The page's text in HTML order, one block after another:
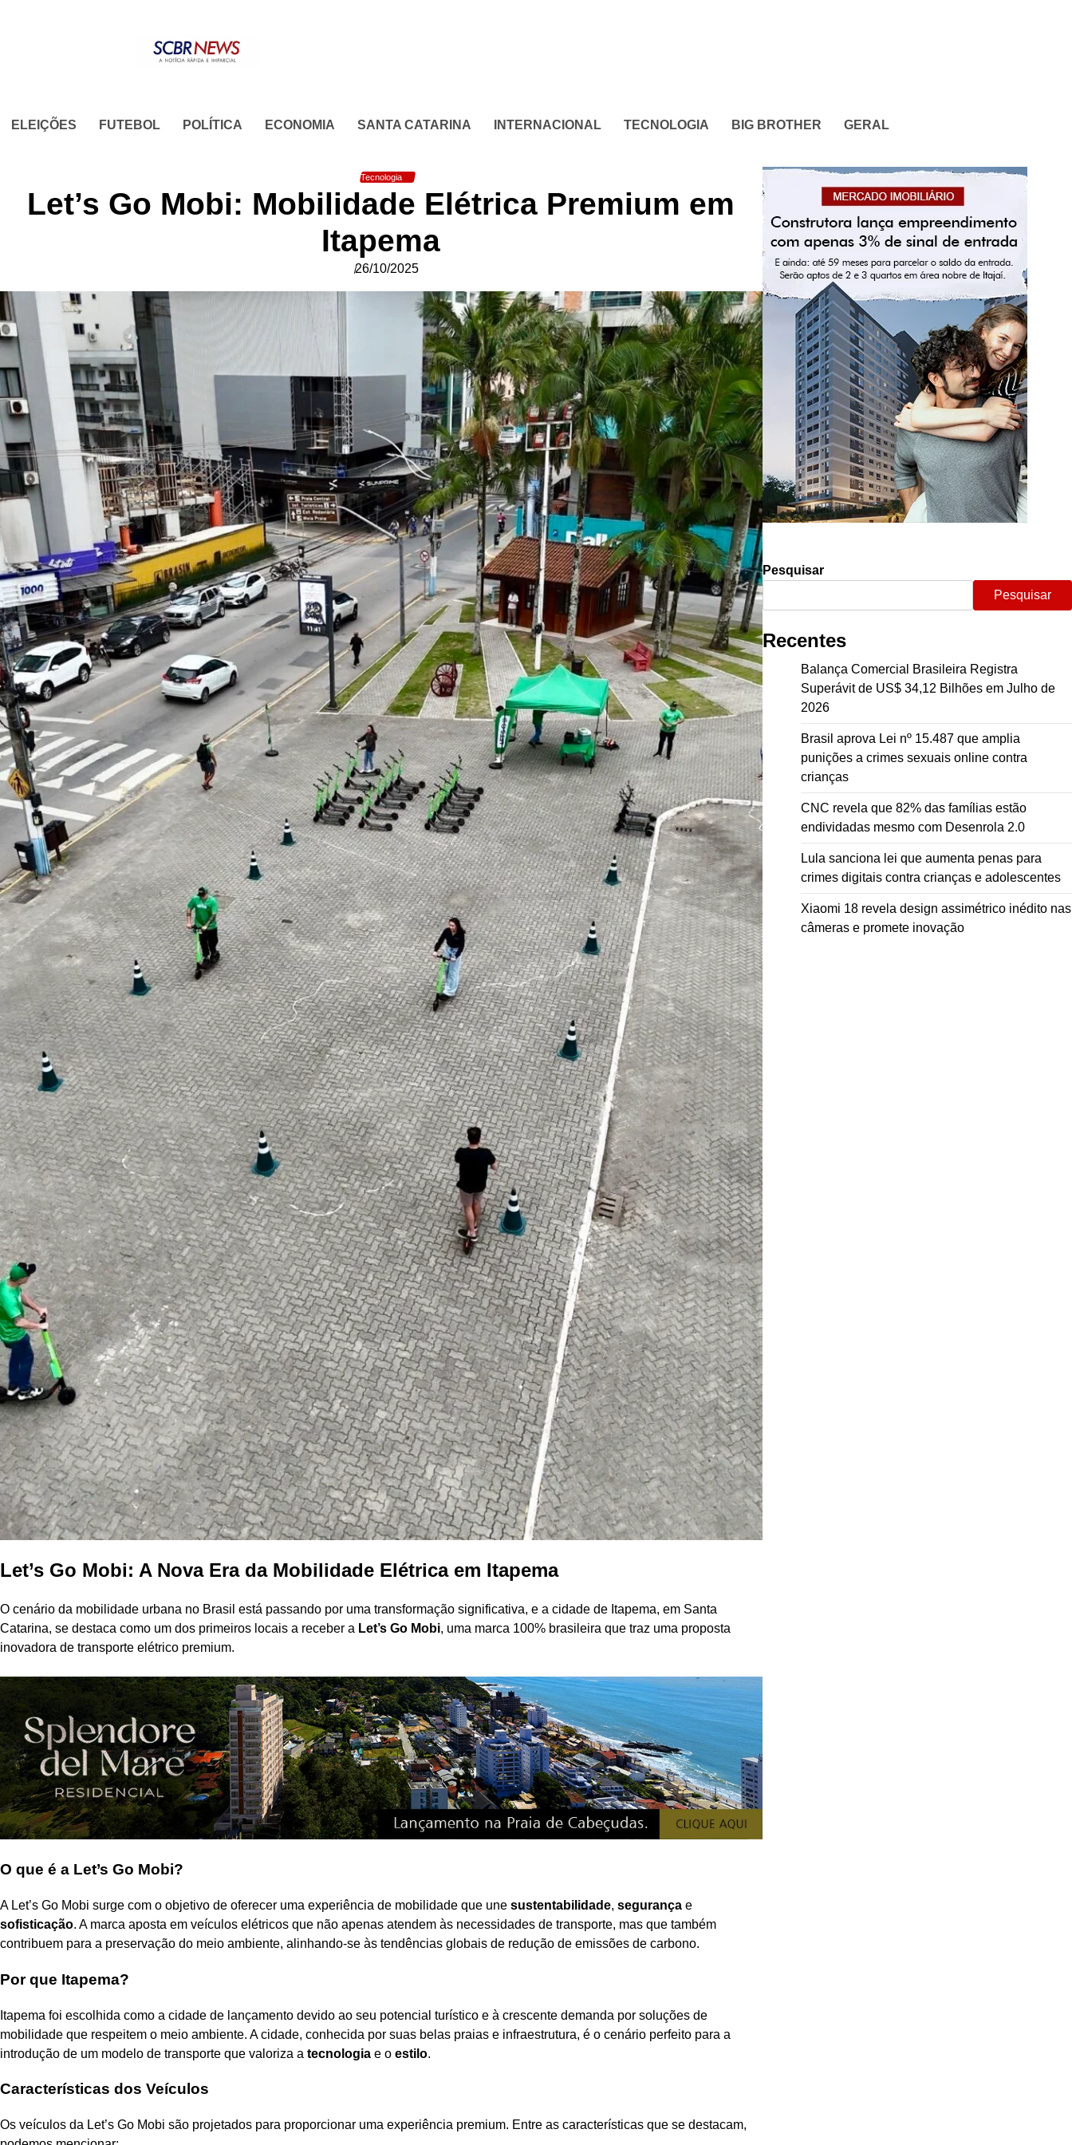
ELEIÇÕES FUTEBOL POLÍTICA ECONOMIA SANTA CATARINA INTERNACIONAL TECNOLOGIA BIG BROTHER GERAL
Tecnologia
Let’s Go Mobi: Mobilidade Elétrica Premium em
Itapema
26/10/2025
Let’s Go Mobi: A Nova Era da Mobilidade Elétrica em Itapema
O cenário da mobilidade urbana no Brasil está passando por uma transformação significativa, e a cidade de Itapema, em Santa
Catarina, se destaca como um dos primeiros locais a receber a Let’s Go Mobi, uma marca 100% brasileira que traz uma proposta
inovadora de transporte elétrico premium.
O que é a Let’s Go Mobi?
A Let’s Go Mobi surge com o objetivo de oferecer uma experiência de mobilidade que une sustentabilidade, segurança e
sofisticação. A marca aposta em veículos elétricos que não apenas atendem às necessidades de transporte, mas que também
contribuem para a preservação do meio ambiente, alinhando-se às tendências globais de redução de emissões de carbono.
Por que Itapema?
Itapema foi escolhida como a cidade de lançamento devido ao seu potencial turístico e à crescente demanda por soluções de
mobilidade que respeitem o meio ambiente. A cidade, conhecida por suas belas praias e infraestrutura, é o cenário perfeito para a
introdução de um modelo de transporte que valoriza a tecnologia e o estilo.
Características dos Veículos
Os veículos da Let’s Go Mobi são projetados para proporcionar uma experiência premium. Entre as características que se destacam,
Pesquisar
Pesquisar
Recentes
Balança Comercial Brasileira Registra
Superávit de US$ 34,12 Bilhões em Julho de
2026
Brasil aprova Lei nº 15.487 que amplia
punições a crimes sexuais online contra
crianças
CNC revela que 82% das famílias estão
endividadas mesmo com Desenrola 2.0
Lula sanciona lei que aumenta penas para
crimes digitais contra crianças e adolescentes
Xiaomi 18 revela design assimétrico inédito nas
câmeras e promete inovação